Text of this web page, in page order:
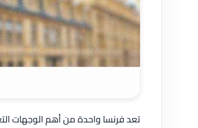
تعد فرنسا واحدة من أهم الوجهات